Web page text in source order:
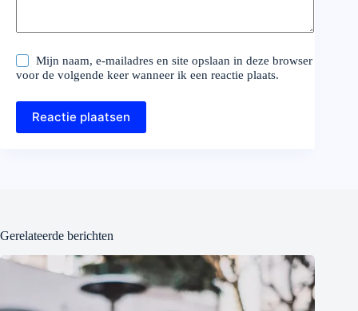
Mijn naam, e-mailadres en site opslaan in deze browser
voor de volgende keer wanneer ik een reactie plaats.
Reactie plaatsen
Gerelateerde berichten